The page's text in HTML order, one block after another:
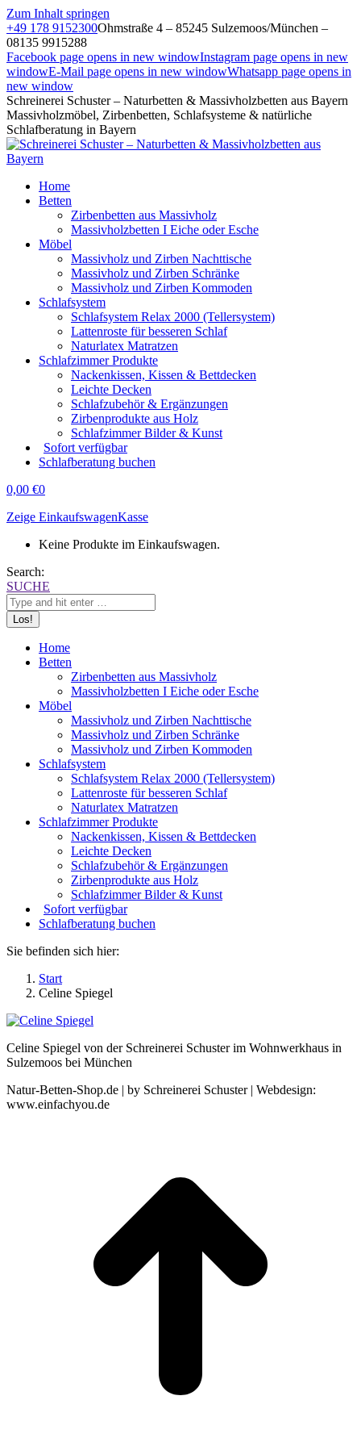
Zum Inhalt springen
+49 178 9152300Ohmstraße 4 – 85245 Sulzemoos/München –
08135 9915288
Facebook page opens in new windowInstagram page opens in new
windowE-Mail page opens in new windowWhatsapp page opens in
new window
Schreinerei Schuster – Naturbetten & Massivholzbetten aus Bayern
Massivholzmöbel, Zirbenbetten, Schlafsysteme & natürliche
Schlafberatung in Bayern
Home
Betten
Zirbenbetten aus Massivholz
Massivholzbetten I Eiche oder Esche
Möbel
Massivholz und Zirben Nachttische
Massivholz und Zirben Schränke
Massivholz und Zirben Kommoden
Schlafsystem
Schlafsystem Relax 2000 (Tellersystem)
Lattenroste für besseren Schlaf
Naturlatex Matratzen
Schlafzimmer Produkte
Nackenkissen, Kissen & Bettdecken
Leichte Decken
Schlafzubehör & Ergänzungen
Zirbenprodukte aus Holz
Schlafzimmer Bilder & Kunst
Sofort verfügbar
Schlafberatung buchen
0,00 €0
Zeige EinkaufswagenKasse
Keine Produkte im Einkaufswagen.
Search:
SUCHE
Home
Betten
Zirbenbetten aus Massivholz
Massivholzbetten I Eiche oder Esche
Möbel
Massivholz und Zirben Nachttische
Massivholz und Zirben Schränke
Massivholz und Zirben Kommoden
Schlafsystem
Schlafsystem Relax 2000 (Tellersystem)
Lattenroste für besseren Schlaf
Naturlatex Matratzen
Schlafzimmer Produkte
Nackenkissen, Kissen & Bettdecken
Leichte Decken
Schlafzubehör & Ergänzungen
Zirbenprodukte aus Holz
Schlafzimmer Bilder & Kunst
Sofort verfügbar
Schlafberatung buchen
Sie befinden sich hier:
Start
Celine Spiegel
Celine Spiegel von der Schreinerei Schuster im Wohnwerkhaus in
Sulzemoos bei München
Natur-Betten-Shop.de | by Schreinerei Schuster | Webdesign:
www.einfachyou.de